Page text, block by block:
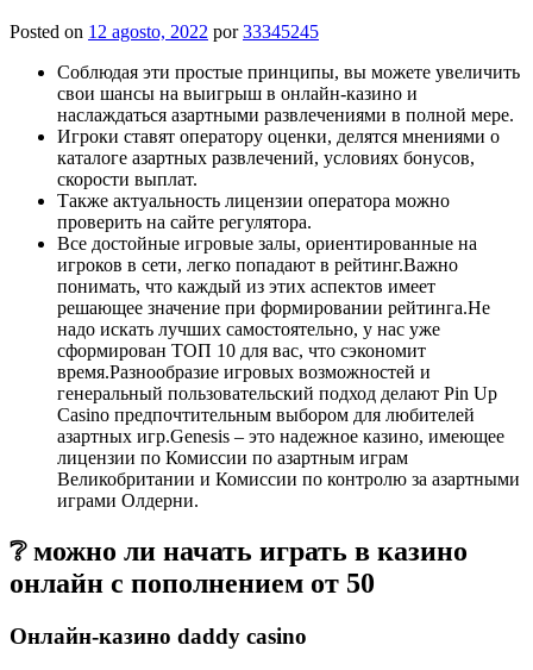
Posted on 12 agosto, 2022 por33345245
Соблюдая эти простые принципы, вы можете увеличить
свои шансы на выигрыш в онлайн-казино и
наслаждаться азартными развлечениями в полной мере.
Игроки ставят оператору оценки, делятся мнениями о
каталоге азартных развлечений, условиях бонусов,
скорости выплат.
Также актуальность лицензии оператора можно
проверить на сайте регулятора.
Все достойные игровые залы, ориентированные на
игроков в сети, легко попадают в рейтинг.Важно
понимать, что каждый из этих аспектов имеет
решающее значение при формировании рейтинга.Не
надо искать лучших самостоятельно, у нас уже
сформирован ТОП 10 для вас, что сэкономит
время.Разнообразие игровых возможностей и
генеральный пользовательский подход делают Pin Up
Casino предпочтительным выбором для любителей
азартных игр.Genesis – это надежное казино, имеющее
лицензии по Комиссии по азартным играм
Великобритании и Комиссии по контролю за азартными
играми Олдерни.
❔ можно ли начать играть в казино
онлайн с пополнением от 50
Онлайн-казино daddy casino